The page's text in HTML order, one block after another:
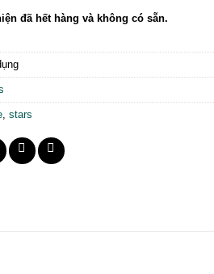
đã hết hàng và không có sẵn.
, stars